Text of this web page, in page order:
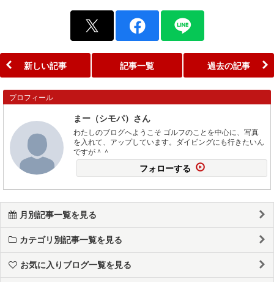
新しい記事 記事一覧 過去の記事
プロフィール
まー（シモパ）さん
わたしのブログへようこそ ゴルフのことを中心に、写真
を入れて、アップしています。ダイビングにも行きたいん
ですが＾＾
フォローする
月別記事一覧を見る
カテゴリ別記事一覧を見る
お気に入りブログ一覧を見る